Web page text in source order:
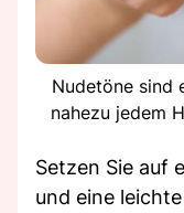
Nudetöne sind
nahezu jedem
Setzen Sie auf
und eine